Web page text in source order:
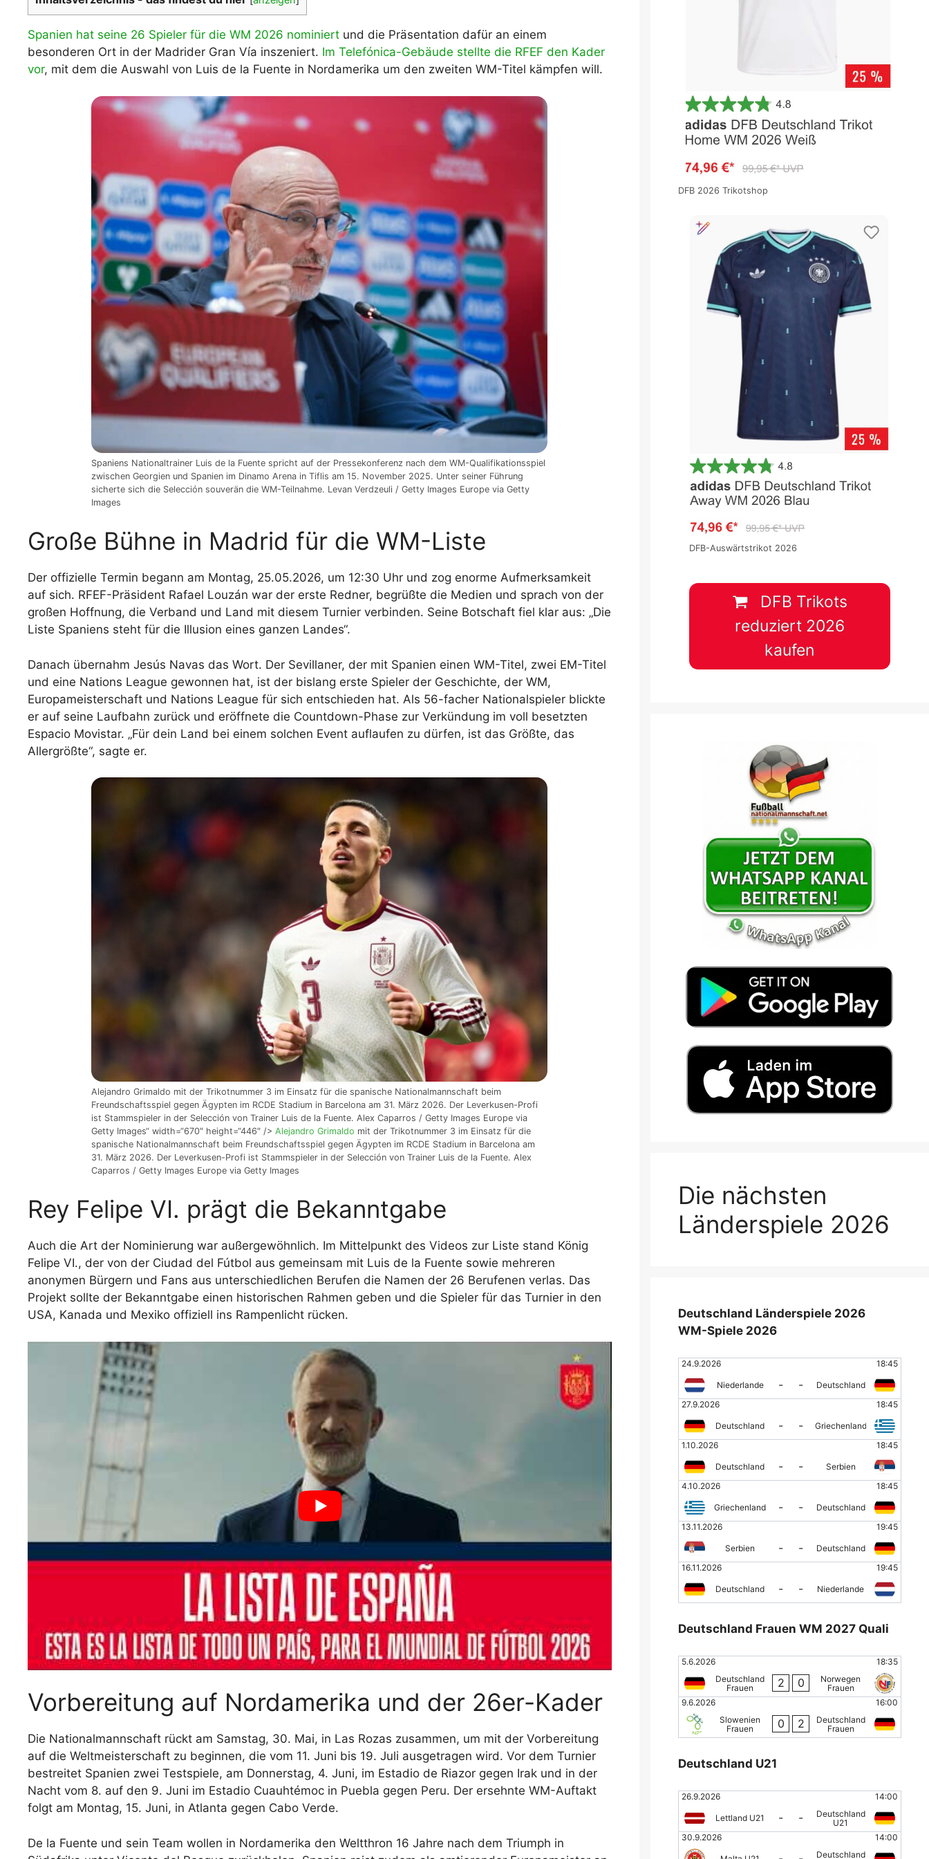
WM 2026 Spielplan Excel – kostenlos
downloaden & automatisch ausfüllen
Spanien hat seine 26 Spieler für die WM 2026 nominiert und die Präsentation dafür an einem
besonderen Ort in der Madrider Gran Vía inszeniert. Im Telefónica-Gebäude stellte die RFEF den Kader
vor, mit dem die Auswahl von Luis de la Fuente in Nordamerika um den zweiten WM-Titel kämpfen will.
Spaniens Nationaltrainer Luis de la Fuente spricht auf der Pressekonferenz nach dem WM-Qualifikationsspiel
zwischen Georgien und Spanien im Dinamo Arena in Tiflis am 15. November 2025. Unter seiner Führung
sicherte sich die Selección souverän die WM-Teilnahme. Levan Verdzeuli / Getty Images Europe via Getty
Images
Große Bühne in Madrid für die WM-Liste
Der offizielle Termin begann am Montag, 25.05.2026, um 12:30 Uhr und zog enorme Aufmerksamkeit
auf sich. RFEF-Präsident Rafael Louzán war der erste Redner, begrüßte die Medien und sprach von der
großen Hoffnung, die Verband und Land mit diesem Turnier verbinden. Seine Botschaft fiel klar aus: „Die
Liste Spaniens steht für die Illusion eines ganzen Landes“.
Danach übernahm Jesús Navas das Wort. Der Sevillaner, der mit Spanien einen WM-Titel, zwei EM-Titel
und eine Nations League gewonnen hat, ist der bislang erste Spieler der Geschichte, der WM,
Europameisterschaft und Nations League für sich entschieden hat. Als 56-facher Nationalspieler blickte
er auf seine Laufbahn zurück und eröffnete die Countdown-Phase zur Verkündung im voll besetzten
Espacio Movistar. „Für dein Land bei einem solchen Event auflaufen zu dürfen, ist das Größte, das
Allergrößte“, sagte er.
Alejandro Grimaldo mit der Trikotnummer 3 im Einsatz für die spanische Nationalmannschaft beim
Freundschaftsspiel gegen Ägypten im RCDE Stadium in Barcelona am 31. März 2026. Der Leverkusen-Profi
ist Stammspieler in der Selección von Trainer Luis de la Fuente. Alex Caparros / Getty Images Europe via
Getty Images“ width=“670″ height=“446″ />Alejandro Grimaldo mit der Trikotnummer 3 im Einsatz für die
spanische Nationalmannschaft beim Freundschaftsspiel gegen Ägypten im RCDE Stadium in Barcelona am
31. März 2026. Der Leverkusen-Profi ist Stammspieler in der Selección von Trainer Luis de la Fuente. Alex
Caparros / Getty Images Europe via Getty Images
Rey Felipe VI. prägt die Bekanntgabe
Auch die Art der Nominierung war außergewöhnlich. Im Mittelpunkt des Videos zur Liste stand König
Felipe VI., der von der Ciudad del Fútbol aus gemeinsam mit Luis de la Fuente sowie mehreren
anonymen Bürgern und Fans aus unterschiedlichen Berufen die Namen der 26 Berufenen verlas. Das
Projekt sollte der Bekanntgabe einen historischen Rahmen geben und die Spieler für das Turnier in den
USA, Kanada und Mexiko offiziell ins Rampenlicht rücken.
Vorbereitung auf Nordamerika und der 26er-Kader
Die Nationalmannschaft rückt am Samstag, 30. Mai, in Las Rozas zusammen, um mit der Vorbereitung
auf die Weltmeisterschaft zu beginnen, die vom 11. Juni bis 19. Juli ausgetragen wird. Vor dem Turnier
bestreitet Spanien zwei Testspiele, am Donnerstag, 4. Juni, im Estadio de Riazor gegen Irak und in der
Nacht vom 8. auf den 9. Juni im Estadio Cuauhtémoc in Puebla gegen Peru. Der ersehnte WM-Auftakt
folgt am Montag, 15. Juni, in Atlanta gegen Cabo Verde.
De la Fuente und sein Team wollen in Nordamerika den Weltthron 16 Jahre nach dem Triumph in
DFB 2026 Trikotshop
DFB-Auswärtstrikot 2026
DFB Trikots
reduziert 2026
kaufen
Die nächsten
Länderspiele 2026
Deutschland Länderspiele 2026
WM-Spiele 2026
24.9.2026 18:45
Niederlande - -
Deutschland
27.9.2026
18:45
Deutschland - -
Griechenland
1.10.2026
18:45
Deutschland - -
Serbien
4.10.2026
18:45
Griechenland - -
Deutschland
13.11.2026
19:45
Serbien - -
Deutschland
16.11.2026
19:45
Deutschland - - Niederlande
Deutschland Frauen WM 2027 Quali
5.6.2026
18:35
Deutschland
Frauen
2 0
Norwegen
Frauen
9.6.2026
16:00
Slowenien
Frauen
0 2
Deutschland
Frauen
Deutschland U21
26.9.2026 14:00
Lettland U21 - -
Deutschland
U21
30.9.2026
14:00
Deutschland